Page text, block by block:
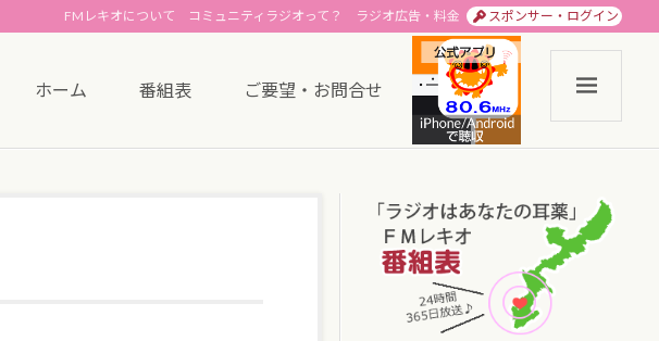
スポンサー・ログイン
ラジオ広告・料金
コミュニティラジオって？
FMレキオについて
ホーム 番組表 ご要望・お問合せ